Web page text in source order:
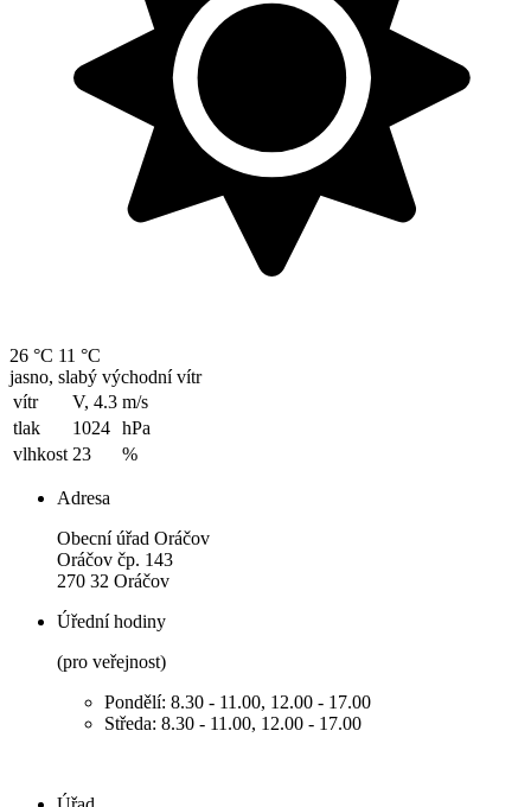
26 °C 11 °C
jasno, slabý východní vítr
vítr
V, 4.3 m/s
tlak
1024 hPa
vlhkost 23 %
Adresa
Obecní úřad Oráčov
Oráčov čp. 143
270 32 Oráčov
Úřední hodiny
(pro veřejnost)
Pondělí: 8.30 - 11.00, 12.00 - 17.00
Středa: 8.30 - 11.00, 12.00 - 17.00